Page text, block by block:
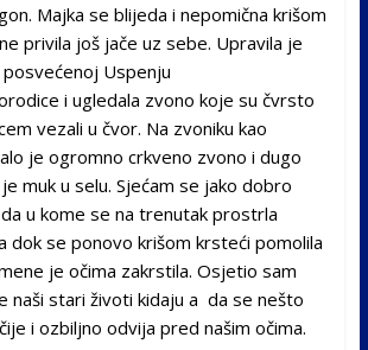
Majka se blijeda i nepomična krišom
privila još jače uz sebe. Upravila je
Uspenju
i ugledala zvono koje su čvrsto
vezali u čvor. Na zvoniku kao
je ogromno crkveno zvono i dugo
muk u selu. Sjećam se jako dobro
u kome se na trenutak prostrla
dok se ponovo krišom krsteći pomolila
je očima zakrstila. Osjetio sam
naši stari životi kidaju a da se nešto
i ozbiljno odvija pred našim očima.